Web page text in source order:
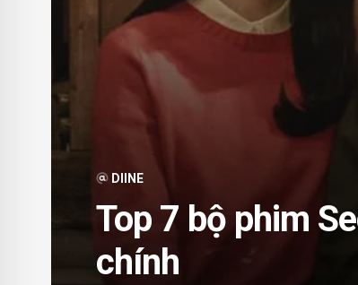
DIINE
Top 7 bộ phim
chính